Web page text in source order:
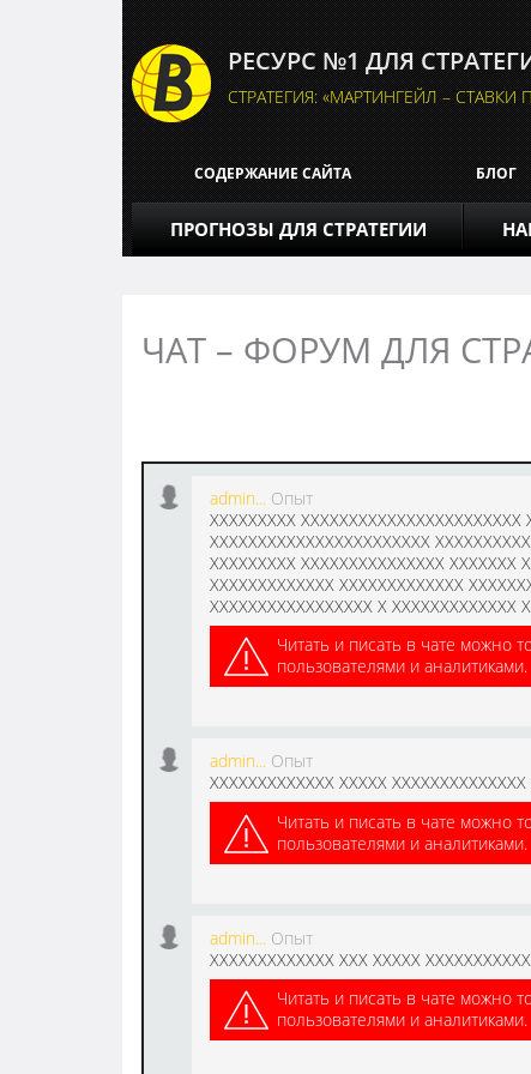
РЕСУРС №1 ДЛЯ
СТРАТЕГИЯ: «МАРТИНГЕЙЛ – СТАВКИ
СОДЕРЖАНИЕ САЙТА БЛОГ
ПРОГНОЗЫ ДЛЯ СТРАТЕГИИ
ЧАТ – ФОРУМ ДЛЯ
admin... Опыт
XXXXXXXXX
XXXXXXXXXXXXXXXXXXXXXXX
XXXXXXXXX XXXXXXXXXXXXXXX XXXXXXX
XXXXXXXXXXXXX XXXXXXXXXXXXX
XXXXXXXXXXXXXXXXX X XXXXXXXXXXXXX
Читать и писать в чате можно
пользователями и аналитиками.
admin... Опыт
XXXXXXXXXXXXX XXXXX
Читать и писать в чате можно
пользователями и аналитиками.
admin... Опыт
XXXXXXXXXXXXX XXX XXXXX
Читать и писать в чате можно
пользователями и аналитиками.